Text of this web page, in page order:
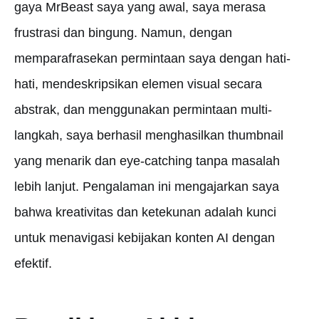
gaya MrBeast saya yang awal, saya merasa
frustrasi dan bingung. Namun, dengan
memparafrasekan permintaan saya dengan hati-
hati, mendeskripsikan elemen visual secara
abstrak, dan menggunakan permintaan multi-
langkah, saya berhasil menghasilkan thumbnail
yang menarik dan eye-catching tanpa masalah
lebih lanjut. Pengalaman ini mengajarkan saya
bahwa kreativitas dan ketekunan adalah kunci
untuk menavigasi kebijakan konten AI dengan
efektif.